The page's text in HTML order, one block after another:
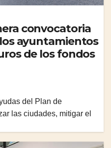
convocatoria
ayuntamientos
de los fondos
del Plan de
las ciudades, mitigar el